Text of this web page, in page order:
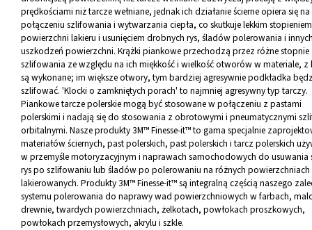
prędkościami niż tarcze wełniane, jednak ich działanie ścierne opiera się na
połączeniu szlifowania i wytwarzania ciepła, co skutkuje lekkim stopieniem
powierzchni lakieru i usunięciem drobnych rys, śladów polerowania i
uszkodzeń powierzchni. Krążki piankowe przechodzą przez różne stopnie
szlifowania ze względu na ich miękkość i wielkość otworów w materiale, z
są wykonane; im większe otwory, tym bardziej agresywnie podkładka
szlifować. 'Klocki o zamkniętych porach' to najmniej agresywny typ tarczy.
Piankowe tarcze polerskie mogą być stosowane w połączeniu z pastami
polerskimi i nadają się do stosowania z obrotowymi i pneumatycznymi
orbitalnymi. Nasze produkty 3M™ Finesse-it™ to gama specjalnie
materiałów ściernych, past polerskich, past polerskich i tarcz polerskich
w przemyśle motoryzacyjnym i naprawach samochodowych do usuwania
rys po szlifowaniu lub śladów po polerowaniu na różnych powierzchniach
lakierowanych. Produkty 3M™ Finesse-it™ są integralną częścią naszego
systemu polerowania do naprawy wad powierzchniowych w farbach,
drewnie, twardych powierzchniach, żelkotach, powłokach proszkowych,
powłokach przemysłowych, akrylu i szkle.